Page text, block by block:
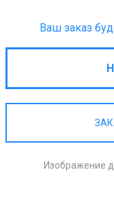
Ваш заказ
Изображение